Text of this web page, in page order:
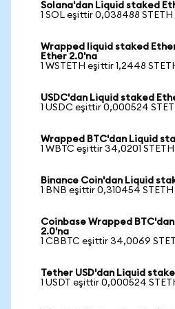
Solana'dan Liquid staked
1 SOL eşittir 0,038488 STETH
Wrapped liquid staked
Ether 2.0'na
1 WSTETH eşittir 1,2448
USDC'dan Liquid staked
1 USDC eşittir 0,000524
Wrapped BTC'dan Liquid
1 WBTC eşittir 34,0201 STETH
Binance Coin'dan Liquid
1 BNB eşittir 0,310454 STETH
Coinbase Wrapped
2.0'na
1 CBBTC eşittir 34,0069
Tether USD'dan Liquid
1 USDT eşittir 0,000524